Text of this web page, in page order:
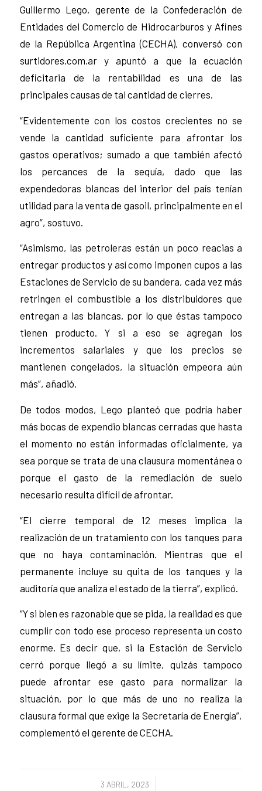
Guillermo Lego, gerente de la Confederación de
Entidades del Comercio de Hidrocarburos y Afines
de la República Argentina (CECHA), conversó con
surtidores.com.ar y apuntó a que la ecuación
deficitaria de la rentabilidad es una de las
principales causas de tal cantidad de cierres.
“Evidentemente con los costos crecientes no se
vende la cantidad suficiente para afrontar los
gastos operativos; sumado a que también afectó
los percances de la sequía, dado que las
expendedoras blancas del interior del país tenían
utilidad para la venta de gasoil, principalmente en el
agro”, sostuvo.
“Asimismo, las petroleras están un poco reacias a
entregar productos y así como imponen cupos a las
Estaciones de Servicio de su bandera, cada vez más
retringen el combustible a los distribuidores que
entregan a las blancas, por lo que éstas tampoco
tienen producto. Y si a eso se agregan los
incrementos salariales y que los precios se
mantienen congelados, la situación empeora aún
más”, añadió.
De todos modos, Lego planteó que podría haber
más bocas de expendio blancas cerradas que hasta
el momento no están informadas oficialmente, ya
sea porque se trata de una clausura momentánea o
porque el gasto de la remediación de suelo
necesario resulta difícil de afrontar.
“El cierre temporal de 12 meses implica la
realización de un tratamiento con los tanques para
que no haya contaminación. Mientras que el
permanente incluye su quita de los tanques y la
auditoría que analiza el estado de la tierra”, explicó.
“Y si bien es razonable que se pida, la realidad es que
cumplir con todo ese proceso representa un costo
enorme. Es decir que, si la Estación de Servicio
cerró porque llegó a su límite, quizás tampoco
puede afrontar ese gasto para normalizar la
situación, por lo que más de uno no realiza la
clausura formal que exige la Secretaría de Energía”,
complementó el gerente de CECHA.
3 ABRIL, 2023
/